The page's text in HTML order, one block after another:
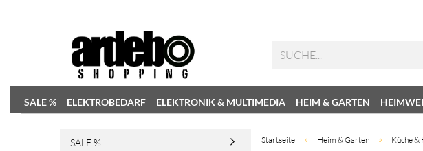
SALE % ELEKTROBEDARF ELEKTRONIK & MULTIMEDIA HEIM & GARTEN
Startseite » Heim & Garten » Küche &
SALE %